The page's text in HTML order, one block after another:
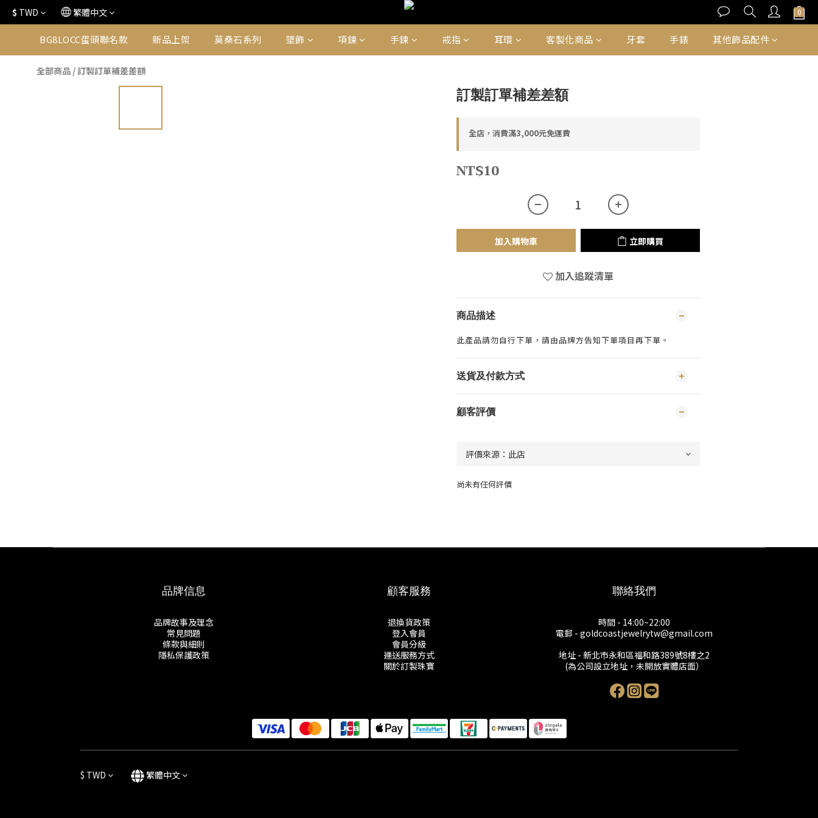
$ TWD 繁體中文
BG8LOCC蛋頭聯名款 新品上架 莫桑石系列 墜飾 項鍊 手鍊 戒指 耳環 客製化商品 牙套 手錶 其他飾品配件
全部商品 /訂製訂單補差差額
訂製訂單補差差額
全店，消費滿3,000元免運費
NT$10
加入購物車 立即購買
加入追蹤清單
商品描述
此產品請勿自行下單，請由品牌方告知下單項目再下單。
送貨及付款方式
顧客評價
尚未有任何評價
立即購買
品牌信息
品牌故事及理念
常見問題
條款與細則
隱私保護政策
顧客服務
退換貨政策
登入會員
會員分級
運送服務方式
關於訂製珠寶
聯絡我們
時間 - 14:00~22:00
電郵 - goldcoastjewelrytw@gmail.com
地址 - 新北市永和區福和路389號8樓之2
(為公司設立地址，未開放實體店面）
$ TWD 繁體中文